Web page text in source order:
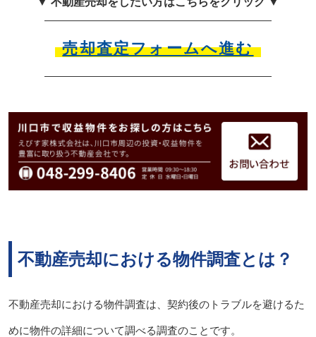
売却査定フォームへ進む
不動産売却における物件調査とは？
不動産売却における物件調査は、契約後のトラブルを避けるた
めに物件の詳細について調べる調査のことです。